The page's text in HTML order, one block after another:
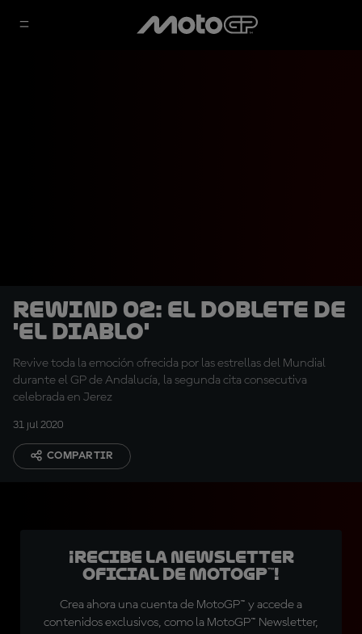
Rewind 02: El doblete de
'El Diablo'
Revive toda la emoción ofrecida por las estrellas del Mundial
durante el GP de Andalucía, la segunda cita consecutiva
celebrada en Jerez
31 jul 2020
COMPARTIR
¡Recibe la Newsletter
oficial de MotoGP™!
Crea ahora una cuenta de MotoGP™ y accede a
contenidos exclusivos, como la MotoGP™ Newsletter,